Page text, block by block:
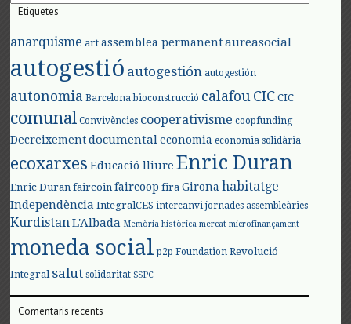
Etiquetes
anarquisme art assemblea permanent aureasocial
autogestió autogestión autogestión
autonomia Barcelona bioconstrucció calafouCIC CIC
comunal Convivències cooperativisme coopfunding
Decreixement documental economia economia solidària
ecoxarxes Educació lliure Enric Duran
Enric Duran faircoin faircoop fira Girona habitatge
Independència IntegralCES intercanvi jornades assembleàries
KurdistanL'Albada Memòria històrica mercat microfinançament
moneda social p2p Foundation Revolució
Integral salut solidaritat SSPC
Comentaris recents